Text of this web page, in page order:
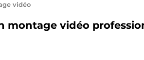
vidéo
montage vidéo